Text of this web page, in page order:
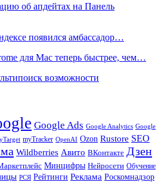
об апдейтах на Панель
появился амбассадор…
для Mac теперь быстрее, чем…
возможности
Google Ads Google Analytics Google
myTracker OpenAI Ozon Rustore SEO
Wildberries Авито ВКонтакте Дзен
Минцифры Нейросети Обучение
РСЯ Рейтинги Реклама Роскомнадзор